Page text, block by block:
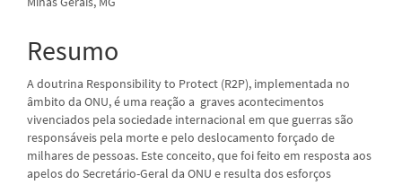
principal
Resumo
A doutrina Responsibility to Protect (R2P), implementada no
âmbito da ONU, é uma reação a graves acontecimentos
vivenciados pela sociedade internacional em que guerras são
responsáveis pela morte e pelo deslocamento forçado de
milhares de pessoas. Este conceito, que foi feito em resposta aos
apelos do Secretário-Geral da ONU e resulta dos esforços